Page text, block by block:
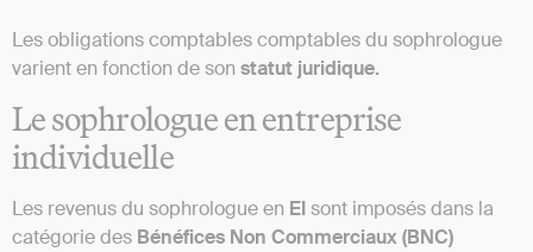
Les obligations comptables comptables du sophrologue
varient en fonction de son statut juridique.
Le sophrologue en entreprise
individuelle
Les revenus du sophrologue en EIsont imposés dans la
catégorie des Bénéfices Non Commerciaux (BNC)